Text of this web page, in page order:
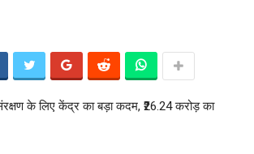
के लिए केंद्र का बड़ा कदम, ₹26.24 करोड़ का